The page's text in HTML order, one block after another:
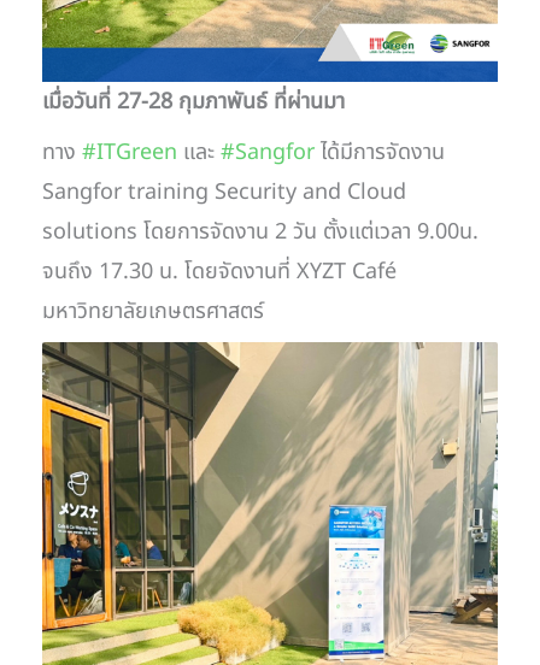
เมื่อวันที่ 27-28 กุมภาพันธ์ ที่ผ่านมา
ทาง #ITGreen เเละ#Sangforได้มีการจัดงาน
Sangfor training Security and Cloud
solutions โดยการจัดงาน 2วัน ตั้งเเต่เวลา 9.00น.
จนถึง 17.30 น. โดยจัดงานที่ XYZT Café
มหาวิทยาลัยเกษตรศาสตร์